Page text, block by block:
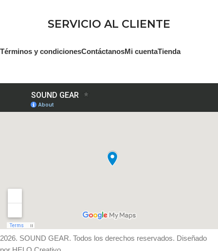
SERVICIO AL CLIENTE
Términos y condicionesContáctanosMi cuentaTienda
2026. SOUND GEAR. Todos los derechos reservados. Diseñado